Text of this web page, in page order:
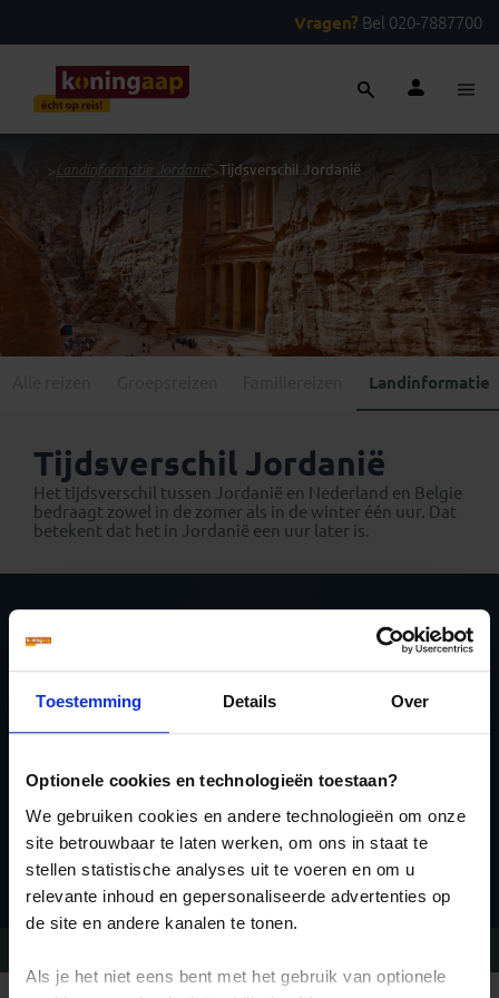
Toestemming Details Over
Optionele cookies en technologieën toestaan?
We gebruiken cookies en andere technologieën om onze
site betrouwbaar te laten werken, om ons in staat te
stellen statistische analyses uit te voeren en om u
relevante inhoud en gepersonaliseerde advertenties op
de site en andere kanalen te tonen.
Als je het niet eens bent met het gebruik van optionele
Vragen? Bel 020-7887700
> Landinformatie Jordanië>Tijdsverschil Jordanië
Landinformatie
Tijdsverschil Jordanië
Het tijdsverschil tussen Jordanië en Nederland en Belgie
bedraagt zowel in de zomer als in de winter één uur. Dat
betekent dat het in Jordanië een uur later is.
Schrijf je in voor de
nieuwsbrief
Inschrijven